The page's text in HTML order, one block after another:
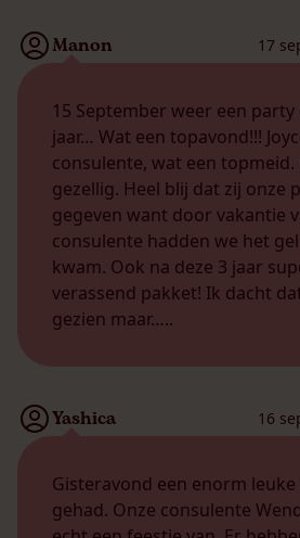
Manon 17
15 September weer een
jaar… Wat een topavond!!!
consulente, wat een
gezellig. Heel blij dat zij onze
gegeven want door vakantie
consulente hadden we het
kwam. Ook na deze 3 jaar
verassend pakket! Ik dacht
gezien maar…..
Yashica 16
Gisteravond een enorm
gehad. Onze consulente